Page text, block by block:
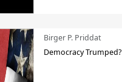
Birger P. Priddat
Democracy Trumped?